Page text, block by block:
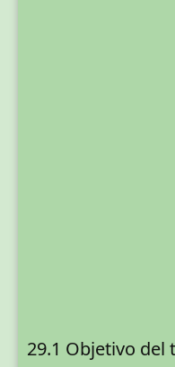
29.1 Objetivo del